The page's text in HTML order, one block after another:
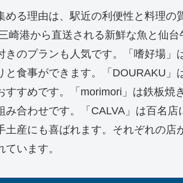
める理由は、駅近の利便性と料理の
崎港から直送される新鮮な魚と仙
きのプランも人気です。「嗜好場」
と食事ができます。「DOURAKU」
すめです。「morimori」は鉄板焼
み合わせです。「CALVA」は百名
土産にも喜ばれます。それぞれの店
います。